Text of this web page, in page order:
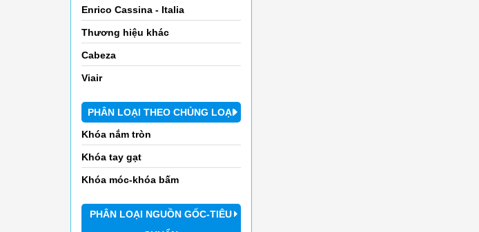
Enrico Cassina - Italia
Thương hiệu khác
Cabeza
Viair
PHÂN LOẠI THEO CHỦNG LOẠI
Khóa nắm tròn
Khóa tay gạt
Khóa móc-khóa bấm
PHÂN LOẠI NGUỒN GỐC-TIÊU